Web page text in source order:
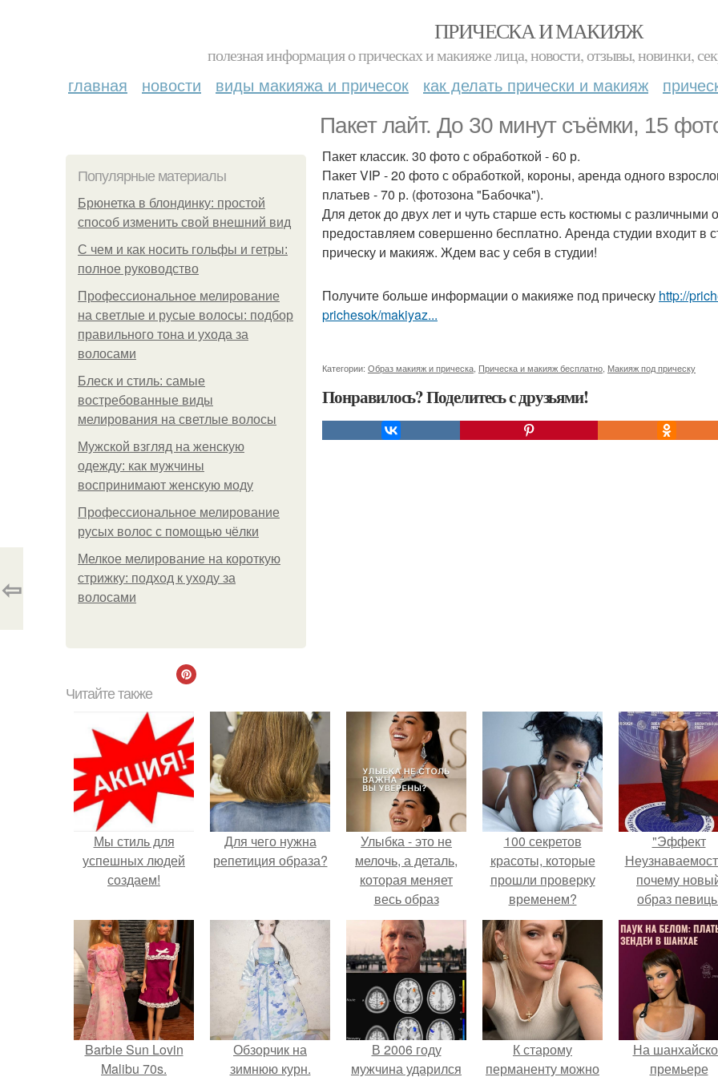
ПРИЧЕСКА И МАКИЯЖ
полезная информация о прическах и макияже лица, новости, отзывы, новинки,
главная новости виды макияжа и причесок как делать прически и макияж
Пакет лайт. До 30 минут съёмки, 15
Популярные материалы
Брюнетка в блондинку: простой
способ изменить свой внешний вид
С чем и как носить гольфы и гетры:
полное руководство
Профессиональное мелирование
на светлые и русые волосы: подбор
правильного тона и ухода за
волосами
Блеск и стиль: самые
востребованные виды
мелирования на светлые волосы
Мужской взгляд на женскую
одежду: как мужчины
воспринимают женскую моду
Профессиональное мелирование
русых волос с помощью чёлки
Мелкое мелирование на короткую
стрижку: подход к уходу за
волосами
Пакет классик. 30 фото с обработкой - 60 р.
Пакет VIP - 20 фото с обработкой, короны, аренда одного
платьев - 70 р. (фотозона "Бабочка").
Для деток до двух лет и чуть старше есть костюмы с
предоставляем совершенно бесплатно. Аренда студии входит в
прическу и макияж. Ждем вас у себя в студии!
Получите больше информации о макияже под прическу http://
prichesok/makiyaz...
Категории: Образ макияж и прическа Прическа и макияж бесплатно Макияж под прическу
Понравилось? Поделитесь с друзьями!
⇦
Читайте также
Мы стиль для
успешных людей
создаем!
Для чего нужна
репетиция образа?
Улыбка - это не
мелочь, а деталь,
которая меняет
весь образ
человека.
100 секретов
красоты, которые
прошли проверку
временем?
"Эффект
почему
образ
вызвал
гранях
возможного?
Barbie Sun Lovin
Malibu 70s.
Обзорчик на
зимнюю курн.
В 2006 году
мужчина ударился
К старому
перманенту можно
На
премьере